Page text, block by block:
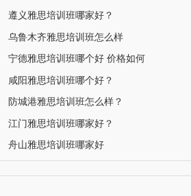
遵义雅思培训班哪家好？
乌鲁木齐雅思培训班怎么样
宁德雅思培训班哪个好 价格如何
咸阳雅思培训班哪个好？
防城港雅思培训班怎么样？
江门雅思培训班哪家好？
舟山雅思培训班哪家好